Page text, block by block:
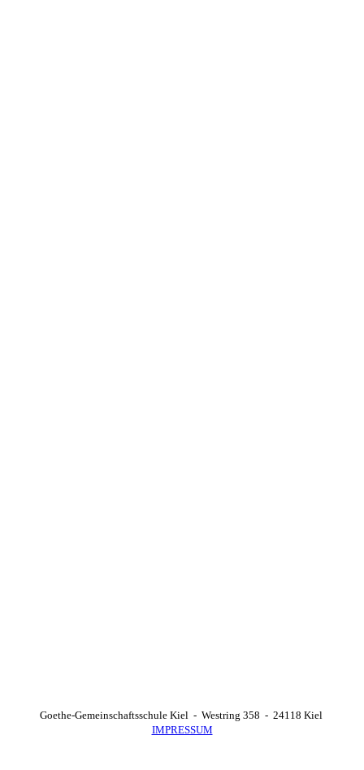
Goethe-Gemeinschaftsschule Kiel - Westring 358 - 24118 Kiel
IMPRESSUM